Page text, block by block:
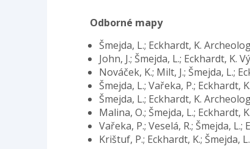
Odborné mapy
Šmejda, L.; Eckhardt, K.
John, J.; Šmejda, L.; Eckhardt,
Nováček, K.; Milt, J.; Šmejda, L.;
Šmejda, L.; Vařeka, P.;
Šmejda, L.; Eckhardt, K.
Malina, O.; Šmejda, L.; Eckhardt,
Vařeka, P.; Veselá, R.; Šmejda,
Krištuf, P.; Eckhardt, K.;